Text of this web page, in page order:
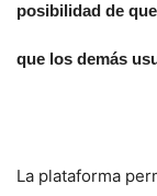
posibilidad de
que los demás
La plataforma